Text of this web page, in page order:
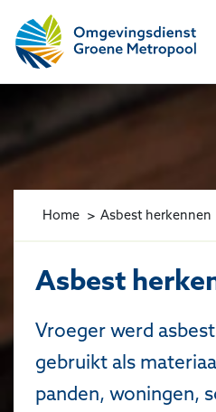
Omgevingsdienst Groene
Home Asbest herkennen
Asbest
Vroeger werd
gebruikt als
panden, woningen,